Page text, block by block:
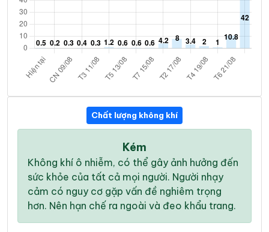
Chất lượng không khí
Kém
Không khí ô nhiễm, có thể gây ảnh hưởng đến
sức khỏe của tất cả mọi người. Người nhạy
cảm có nguy cơ gặp vấn đề nghiêm trọng
hơn. Nên hạn chế ra ngoài và đeo khẩu trang.